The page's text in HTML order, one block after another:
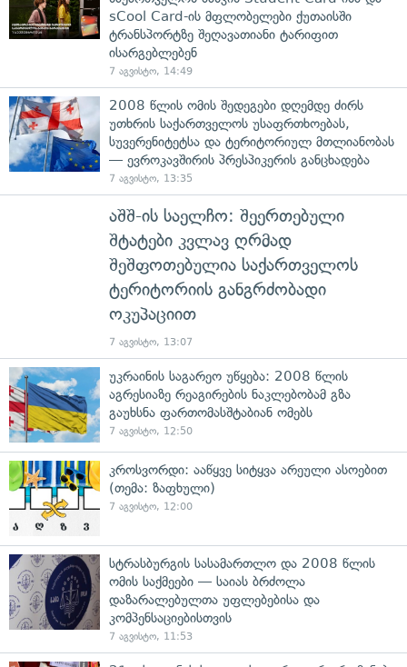
sCool Card-ის მფლობელები ქუთაისში
ტრანსპორტზე შეღავათიანი ტარიფით
ისარგებლებენ
7 აგვისტო, 14:49
2008 წლის ომის შედეგები დღემდე ძირს
უთხრის საქართველოს უსაფრთხოებას,
სუვერენიტეტსა და ტერიტორიულ მთლიანობას
— ევროკავშირის პრესპიკერის განცხადება
7 აგვისტო, 13:35
აშშ-ის საელჩო: შეერთებული
შტატები კვლავ ღრმად
შეშფოთებულია საქართველოს
ტერიტორიის განგრძობადი
ოკუპაციით
7 აგვისტო, 13:07
უკრაინის საგარეო უწყება: 2008 წლის
აგრესიაზე რეაგირების ნაკლებობამ გზა
გაუხსნა ფართომასშტაბიან ომებს
7 აგვისტო, 12:50
კროსვორდი: ააწყვე სიტყვა არეული ასოებით
(თემა: ზაფხული)
7 აგვისტო, 12:00
სტრასბურგის სასამართლო და 2008 წლის
ომის საქმეები — საიას ბრძოლა
დაზარალებულთა უფლებებისა და
კომპენსაციებისთვის
7 აგვისტო, 11:53